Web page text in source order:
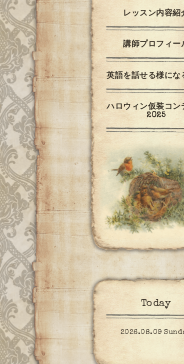
レッスン内容紹
講師プロフィー
英語を話せる様にな
ハロウィン仮装コン
2025
Today
2026.08.09